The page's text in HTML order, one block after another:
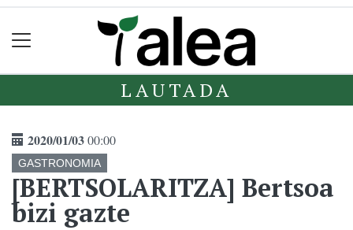
LAUTADA
2020/01/0300:00
GASTRONOMIA
[BERTSOLARITZA] Bertsoa
bizi gazte